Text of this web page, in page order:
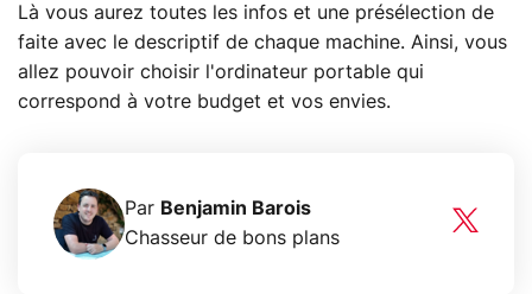
Là vous aurez toutes les infos et une présélection de
faite avec le descriptif de chaque machine. Ainsi, vous
allez pouvoir choisir l'ordinateur portable qui
correspond à votre budget et vos envies.
Par Benjamin Barois
Chasseur de bons plans